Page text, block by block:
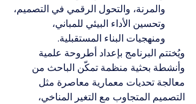
والمرنة، والتحول الرقمي في التصميم،
وتحسين الأداء البيئي للمباني،
ومنهجيات البناء المستقبلية.
ويُختتم البرنامج بإعداد أطروحة علمية
وأنشطة بحثية منظمة تمكّن الباحث من
معالجة تحديات معمارية معاصرة مثل
التصميم المتجاوب مع التغير المناخي،